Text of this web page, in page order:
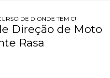
PARA EMPRESAS
DE DIRECAO DE MOTO PARA
ONDE TEM CURSO DE
Direção de Moto
Rasa